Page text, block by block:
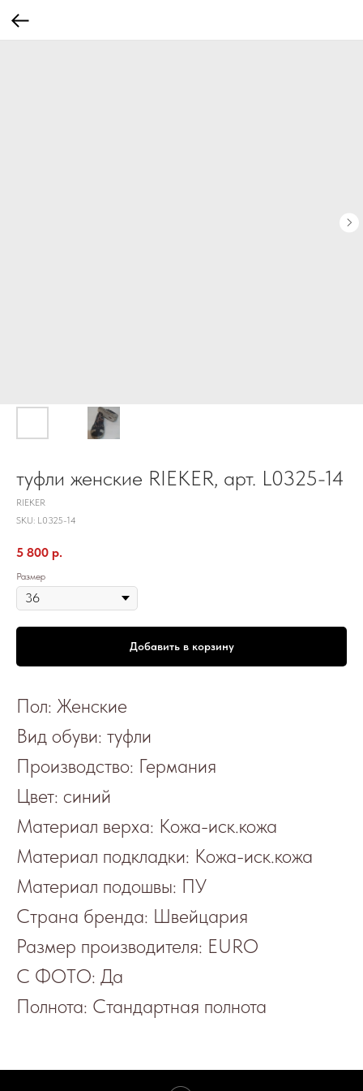
туфли женские RIEKER, арт. L0325-14
RIEKER
SKU: L0325-14
5 800 р.
Размер
Добавить в корзину
Пол: Женские
Вид обуви: туфли
Производство: Германия
Цвет: синий
Материал верха: Кожа-иск.кожа
Материал подкладки: Кожа-иск.кожа
Материал подошвы: ПУ
Страна бренда: Швейцария
Размер производителя: EURO
С ФОТО: Да
Полнота: Стандартная полнота